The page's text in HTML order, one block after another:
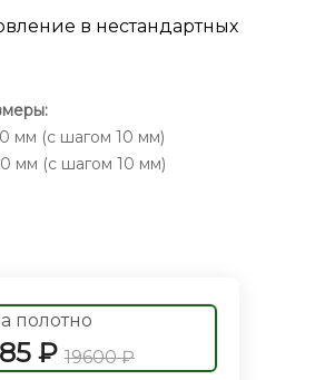
в нестандартных
мм (с шагом 10 мм)
мм (с шагом 10 мм)
полотно
₽ 19600 ₽